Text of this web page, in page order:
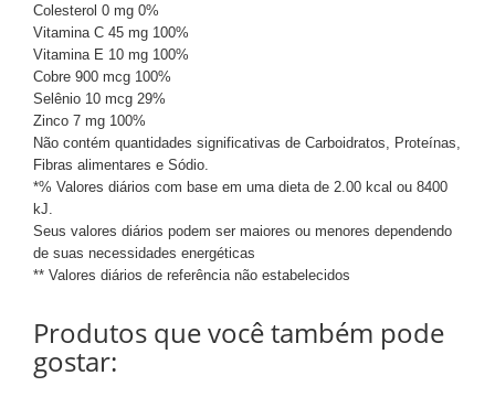
Colesterol 0 mg 0%
Vitamina C 45 mg 100%
Vitamina E 10 mg 100%
Cobre 900 mcg 100%
Selênio 10 mcg 29%
Zinco 7 mg 100%
Não contém quantidades significativas de Carboidratos, Proteínas,
Fibras alimentares e Sódio.
*% Valores diários com base em uma dieta de 2.00 kcal ou 8400
kJ.
Seus valores diários podem ser maiores ou menores dependendo
de suas necessidades energéticas
** Valores diários de referência não estabelecidos
Produtos que você também pode
gostar: